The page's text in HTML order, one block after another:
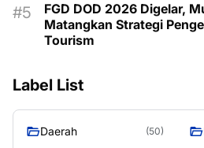
FGD DOD 2026 Digelar,
Matangkan Strategi
Tourism
Label List
Daerah (50)